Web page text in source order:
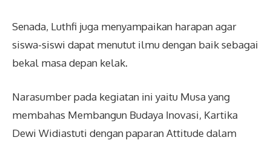
Senada, Luthfi juga menyampaikan harapan agar
siswa-siswi dapat menutut ilmu dengan baik sebagai
bekal masa depan kelak.
Narasumber pada kegiatan ini yaitu Musa yang
membahas Membangun Budaya Inovasi, Kartika
Dewi Widiastuti dengan paparan Attitude dalam